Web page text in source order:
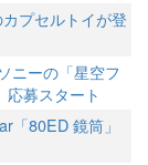
プセルトイが登
ニーの「星空フ
募スタート
「80ED 鏡筒」